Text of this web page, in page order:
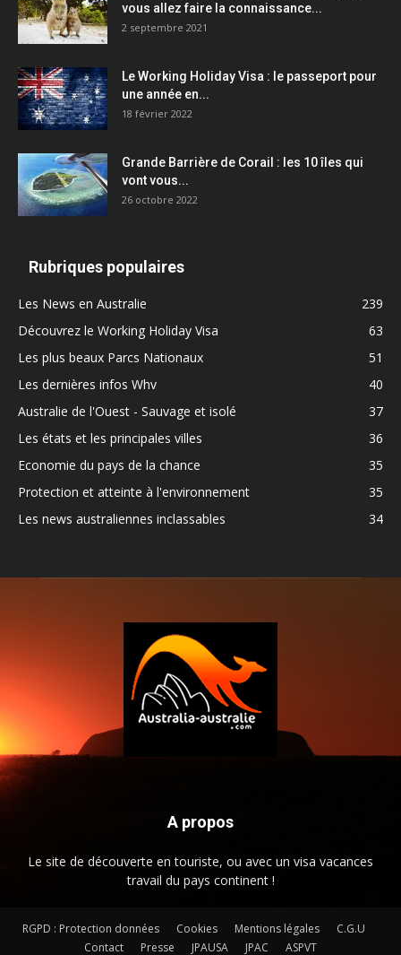
vous allez faire la connaissance...
2 septembre 2021
Le Working Holiday Visa : le passeport pour
une année en...
18 février 2022
Grande Barrière de Corail : les 10 îles qui
vont vous...
26 octobre 2022
Rubriques populaires
Les News en Australie
239
Découvrez le Working Holiday Visa
63
Les plus beaux Parcs Nationaux
51
Les dernières infos Whv
40
Australie de l'Ouest - Sauvage et isolé
37
Les états et les principales villes
36
Economie du pays de la chance
35
Protection et atteinte à l'environnement
35
Les news australiennes inclassables
34
A propos
Le site de découverte en touriste, ou avec un visa vacances
travail du pays continent !
RGPD : Protection données Cookies Mentions légales
C.G.U
Contact
Presse JPAUSA JPAC ASPVT